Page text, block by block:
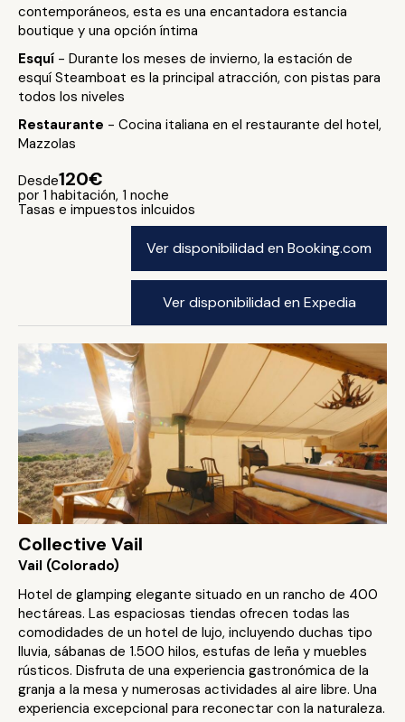
contemporáneos, esta es una encantadora estancia
boutique y una opción íntima
Esquí - Durante los meses de invierno, la estación de
esquí Steamboat es la principal atracción, con pistas para
todos los niveles
Restaurante - Cocina italiana en el restaurante del hotel,
Mazzolas
Desde120€
por 1 habitación, 1 noche
Tasas e impuestos inlcuidos
Ver disponibilidad en Booking.com
Ver disponibilidad en Expedia
Collective Vail
Vail (Colorado)
Hotel de glamping elegante situado en un rancho de 400
hectáreas. Las espaciosas tiendas ofrecen todas las
comodidades de un hotel de lujo, incluyendo duchas tipo
lluvia, sábanas de 1.500 hilos, estufas de leña y muebles
rústicos. Disfruta de una experiencia gastronómica de la
granja a la mesa y numerosas actividades al aire libre. Una
experiencia excepcional para reconectar con la naturaleza.